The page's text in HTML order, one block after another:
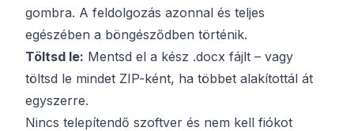
gombra. A feldolgozás azonnal és teljes
egészében a böngésződben történik.
Töltsd le: Mentsd el a kész .docx fájlt – vagy
töltsd le mindet ZIP-ként, ha többet alakítottál át
egyszerre.
Nincs telepítendő szoftver és nem kell fiókot